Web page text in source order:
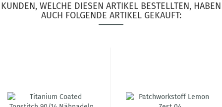
KUNDEN, WELCHE DIESEN ARTIKEL BESTELLTEN, HABEN
AUCH FOLGENDE ARTIKEL GEKAUFT: